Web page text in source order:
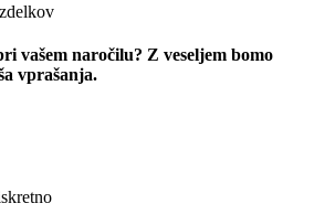
vašem naročilu? Z veseljem bomo
vprašanja.